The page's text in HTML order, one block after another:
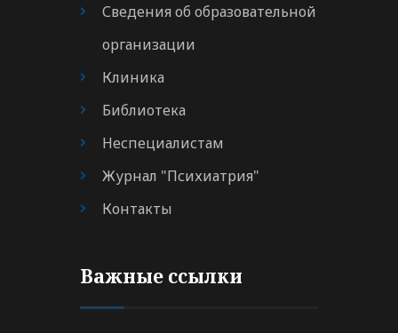
Сведения об образовательной
организации
Клиника
Библиотека
Неспециалистам
Журнал "Психиатрия"
Контакты
Важные ссылки